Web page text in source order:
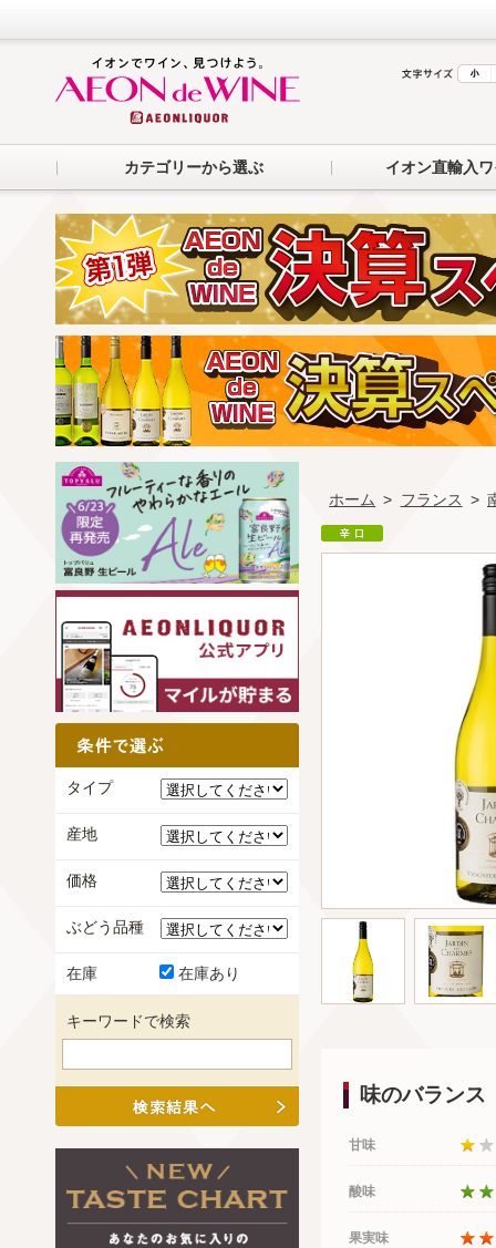
カテゴリーから選ぶ イオン直輸入
ホーム > フランス >
味のバランス
甘味
酸味
果実味
タイプ
産地
価格
ぶどう品種
在庫 在庫あり
キーワードで検索